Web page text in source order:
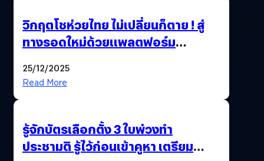
วิกฤตโชห่วยไทย ไม่เปลี่ยนก็ตาย ! สู่
ทางรอดใหม่ด้วยแพลตฟอร์ม
25/12/2025
Read More
รู้จักบัตรเลือกตั้ง 3 ใบพ่วงทำ
ประชามติ รู้ไว้ก่อนเข้าคูหา เตรียม